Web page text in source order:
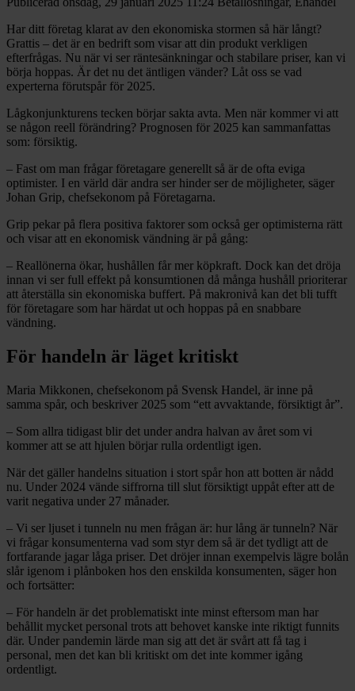
Har ditt företag klarat av den ekonomiska stormen så här långt?
Grattis – det är en bedrift som visar att din produkt verkligen
efterfrågas. Nu när vi ser räntesänkningar och stabilare priser, kan vi
börja hoppas. Är det nu det äntligen vänder? Låt oss se vad
experterna förutspår för 2025.
Lågkonjunkturens tecken börjar sakta avta. Men när kommer vi att
se någon reell förändring? Prognosen för 2025 kan sammanfattas
som: försiktig.
– Fast om man frågar företagare generellt så är de ofta eviga
optimister. I en värld där andra ser hinder ser de möjligheter, säger
Johan Grip, chefsekonom på Företagarna.
Grip pekar på flera positiva faktorer som också ger optimisterna rätt
och visar att en ekonomisk vändning är på gång:
– Reallönerna ökar, hushållen får mer köpkraft. Dock kan det dröja
innan vi ser full effekt på konsumtionen då många hushåll prioriterar
att återställa sin ekonomiska buffert. På makronivå kan det bli tufft
för företagare som har härdat ut och hoppas på en snabbare
vändning.
För handeln är läget kritiskt
Maria Mikkonen, chefsekonom på Svensk Handel, är inne på
samma spår, och beskriver 2025 som “ett avvaktande, försiktigt år”.
– Som allra tidigast blir det under andra halvan av året som vi
kommer att se att hjulen börjar rulla ordentligt igen.
När det gäller handelns situation i stort spår hon att botten är nådd
nu. Under 2024 vände siffrorna till slut försiktigt uppåt efter att de
varit negativa under 27 månader.
– Vi ser ljuset i tunneln nu men frågan är: hur lång är tunneln? När
vi frågar konsumenterna vad som styr dem så är det tydligt att de
fortfarande jagar låga priser. Det dröjer innan exempelvis lägre bolån
slår igenom i plånboken hos den enskilda konsumenten, säger hon
och fortsätter:
– För handeln är det problematiskt inte minst eftersom man har
behållit mycket personal trots att behovet kanske inte riktigt funnits
där. Under pandemin lärde man sig att det är svårt att få tag i
personal, men det kan bli kritiskt om det inte kommer igång
ordentligt.